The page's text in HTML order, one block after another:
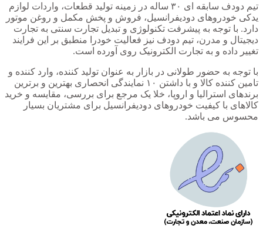
تیم دودف سابقه ای ۳۰ ساله در زمینه تولید قطعات، واردات لوازم
یدکی خودروهای دودیفرانسیل، فروش و پخش مکمل و روغن موتور
دارد. با توجه به پیشرفت تکنولوژی و تبدیل تجارت سنتی به تجارت
دیجیتال و مدرن، تیم دودف نیز فعالیت خودرا منطبق بر این فرایند
تغییر داده و به تجارت الکترونیک روی آورده است.
با توجه به حضور طولانی در بازار به عنوان تولید کننده، وارد کننده و
تامین کننده کالا و با داشتن ۱۰ نمایندگی انحصاری بهترین و برترین
برندهای استرالیا و اروپا، خلا یک مرجع برای بررسی، مقایسه و خرید
کالاهای با کیفیت خودروهای دودیفرانسیل برای مشتریان بسیار
محسوس می باشد.